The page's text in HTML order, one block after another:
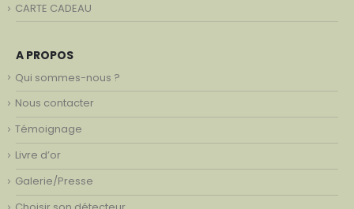
CARTE CADEAU
A PROPOS
Qui sommes-nous ?
Nous contacter
Témoignage
Livre d’or
Galerie/Presse